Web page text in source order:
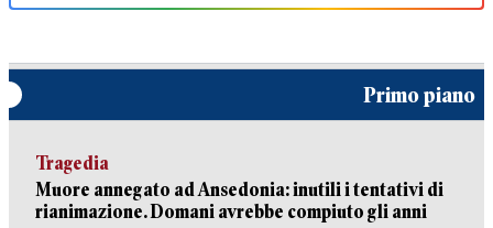
Primo piano
Tragedia
Muore annegato ad Ansedonia: inutili i tentativi di
rianimazione. Domani avrebbe compiuto gli anni